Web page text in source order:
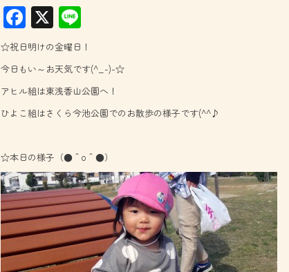
F
ac
e
b
o
ok
X
ne
☆祝日明けの金曜日！
今日もい～お天気です(^_-)-☆
アヒル組は東浅香山公園へ！
ひよこ組はさくら今池公園でのお散歩の様子です(^^♪
☆本日の様子（●＾o＾●）